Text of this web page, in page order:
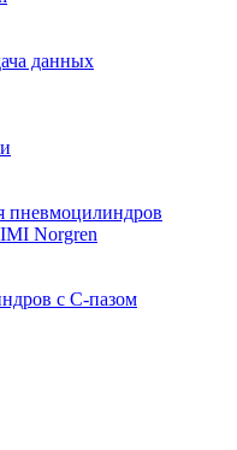
данных
пневмоцилиндров
Norgren
с С-пазом